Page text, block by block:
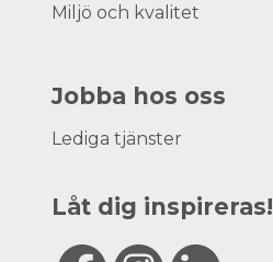
Miljö och kvalitet
Jobba hos oss
Lediga tjänster
Låt dig inspireras!